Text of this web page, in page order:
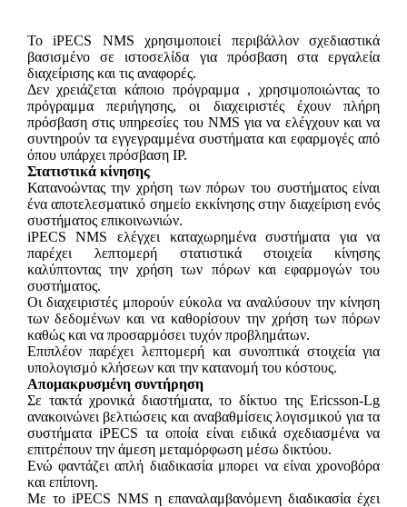
To iPECS NMS χρησιμοποιεί περιβάλλον σχεδιαστικά
βασισμένο σε ιστοσελίδα για πρόσβαση στα εργαλεία
διαχείρισης και τις αναφορές.
Δεν χρειάζεται κάποιο πρόγραμμα , χρησιμοποιώντας το
πρόγραμμα περιήγησης, οι διαχειριστές έχουν πλήρη
πρόσβαση στις υπηρεσίες του NMS για να ελέγχουν και να
συντηρούν τα εγγεγραμμένα συστήματα και εφαρμογές από
όπου υπάρχει πρόσβαση IP.
Στατιστικά κίνησης
Κατανοώντας την χρήση των πόρων του συστήματος είναι
ένα αποτελεσματικό σημείο εκκίνησης στην διαχείριση ενός
συστήματος επικοινωνιών.
iPECS NMS ελέγχει καταχωρημένα συστήματα για να
παρέχει λεπτομερή στατιστικά στοιχεία κίνησης
καλύπτοντας την χρήση των πόρων και εφαρμογών του
συστήματος.
Οι διαχειριστές μπορούν εύκολα να αναλύσουν την κίνηση
των δεδομένων και να καθορίσουν την χρήση των πόρων
καθώς και να προσαρμόσει τυχόν προβλημάτων.
Επιπλέον παρέχει λεπτομερή και συνοπτικά στοιχεία για
υπολογισμό κλήσεων και την κατανομή του κόστους.
Απομακρυσμένη συντήρηση
Σε τακτά χρονικά διαστήματα, το δίκτυο της Ericsson-Lg
ανακοινώνει βελτιώσεις και αναβαθμίσεις λογισμικού για τα
συστήματα iPECS τα οποία είναι ειδικά σχεδιασμένα να
επιτρέπουν την άμεση μεταμόρφωση μέσω δικτύου.
Ενώ φαντάζει απλή διαδικασία μπορει να είναι χρονοβόρα
και επίπονη.
Με το iPECS NMS η επαναλαμβανόμενη διαδικασία έχει